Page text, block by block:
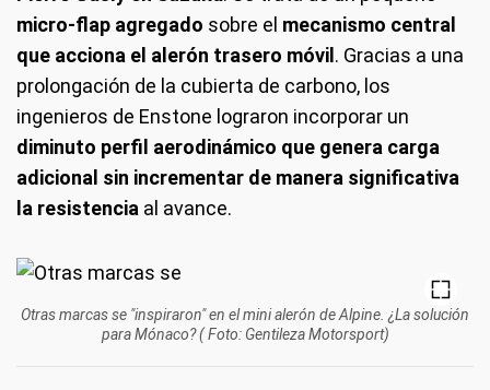
micro-flap agregado sobre el mecanismo central
que acciona el alerón trasero móvil . Gracias a una
prolongación de la cubierta de carbono, los
ingenieros de Enstone lograron incorporar un
diminuto perfil aerodinámico que genera carga
adicional sin incrementar de manera significativa
la resistencia al avance.
Otras marcas se "inspiraron" en el mini alerón de Alpine. ¿La solución
para Mónaco? ( Foto: Gentileza Motorsport)